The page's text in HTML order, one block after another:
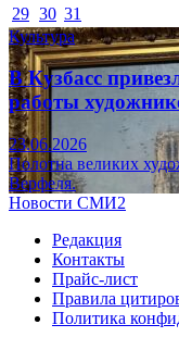
29 30 31
Культура
В Кузбасс
работы
23.06.2026
Полотна великих
Верфеля.
Новости СМИ2
Редакция
Контакты
Прайс-лист
Правила
Политика